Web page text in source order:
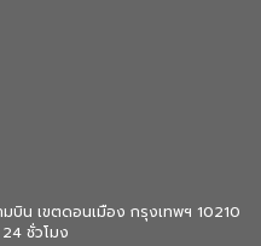
บิน เขตดอนเมือง กรุงเทพฯ 10210
ชั่วโมง